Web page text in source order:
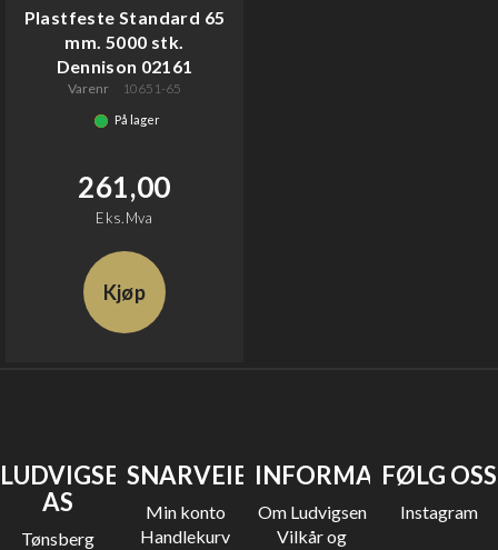
Plastfeste Standard 65
mm. 5000 stk.
Dennison 02161
Varenr 10651-65
På lager
261,00
Eks.Mva
Kjøp
LUDVIGSEN
AS
Tønsberg
SNARVEIER
Min konto
Handlekurv
INFORMASJON
Om Ludvigsen
Vilkår og
FØLG OSS
Instagram